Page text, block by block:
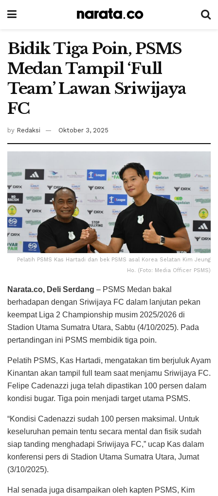
Bidik Tiga Poin, PSMS
Medan Tampil ‘Full
Team’ Lawan Sriwijaya
FC
by Redaksi Oktober 3, 2025
Pelatih PSMS Kas Hartadi dan bek PSMS asal Korea Selatan Kim Jeung
Ho. (Foto: Media Officer PSMS)
Narata.co, Deli Serdang – PSMS Medan bakal
berhadapan dengan Sriwijaya FC dalam lanjutan pekan
keempat Liga 2 Championship musim 2025/2026 di
Stadion Utama Sumatra Utara, Sabtu (4/10/2025). Pada
pertandingan ini PSMS membidik tiga poin.
Pelatih PSMS, Kas Hartadi, mengatakan tim berjuluk Ayam
Kinantan akan tampil full team saat menjamu Sriwijaya FC.
Felipe Cadenazzi juga telah dipastikan 100 persen dalam
kondisi bugar. Tiga poin menjadi target utama PSMS.
“Kondisi Cadenazzi sudah 100 persen maksimal. Untuk
keseluruhan pemain tentu secara mental dan fisik sudah
siap tanding menghadapi Sriwijaya FC,” ucap Kas dalam
konferensi pers di Stadion Utama Sumatra Utara, Jumat
(3/10/2025).
Hal senada juga disampaikan oleh kapten PSMS, Kim